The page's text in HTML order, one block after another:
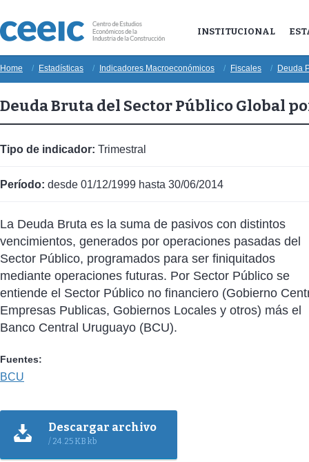
INSTITUCIONAL
Home Estadísticas Indicadores Macroeconómicos Fiscales Deuda
Deuda Bruta del Sector Público Global
Tipo de indicador: Trimestral
Período: desde 01/12/1999 hasta 30/06/2014
La Deuda Bruta es la suma de pasivos con distintos
vencimientos, generados por operaciones pasadas del
Sector Público, programados para ser finiquitados
mediante operaciones futuras. Por Sector Público se
entiende el Sector Público no financiero (Gobierno
Empresas Publicas, Gobiernos Locales y otros) más el
Banco Central Uruguayo (BCU).
Fuentes:
BCU
Descargar archivo
/ 24.25 KB kb